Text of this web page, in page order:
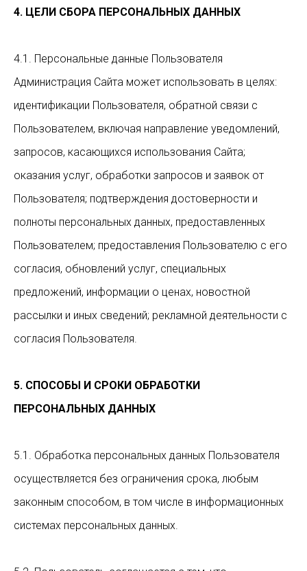
4. ЦЕЛИ СБОРА ПЕРСОНАЛЬНЫХ ДАННЫХ
4.1. Персональные данные Пользователя
Администрация Сайта может использовать в целях:
идентификации Пользователя, обратной связи с
Пользователем, включая направление уведомлений,
запросов, касающихся использования Сайта;
оказания услуг, обработки запросов и заявок от
Пользователя; подтверждения достоверности и
полноты персональных данных, предоставленных
Пользователем; предоставления Пользователю с его
согласия, обновлений услуг, специальных
предложений, информации о ценах, новостной
рассылки и иных сведений; рекламной деятельности с
согласия Пользователя.
5. СПОСОБЫ И СРОКИ ОБРАБОТКИ
ПЕРСОНАЛЬНЫХ ДАННЫХ
5.1. Обработка персональных данных Пользователя
осуществляется без ограничения срока, любым
законным способом, в том числе в информационных
системах персональных данных.